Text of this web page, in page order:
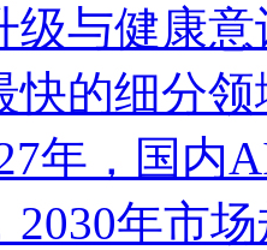
级与健康
快的细分
年，国内
2030年市